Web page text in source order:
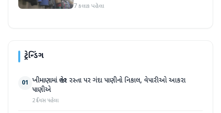
7 કલાક પહેલા
ટ્રેન્ડિંગ
01 ખીમાણામાં જાહેર રસ્તા પર ગંદા પાણીનો નિકાલ, વેપારીઓ આકરા
પાણીએ
2 દિવસ પહેલા